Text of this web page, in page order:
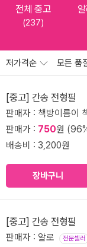
전체 중고
(237)
저가격순 모든 품
[중고] 간송 전형필
판매자 : 책방이름이
판매가 : 750원
배송비 : 3,200원
장바구니
[중고] 간송 전형필
판매자 : 알로 전문셀러